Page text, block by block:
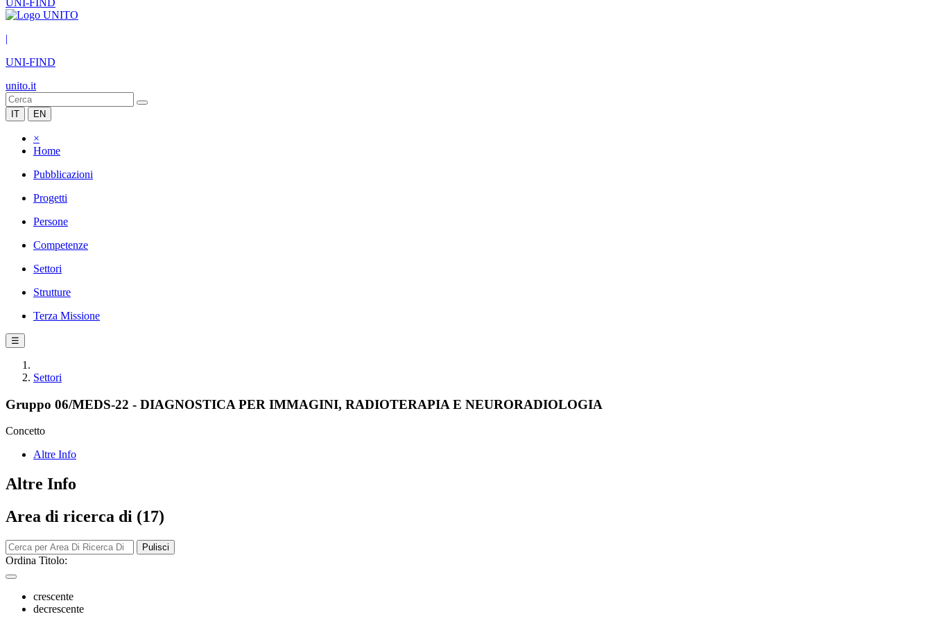
UNI-FIND
|
UNI-FIND
unito.it
IT EN
×
Home
Pubblicazioni
Progetti
Persone
Competenze
Settori
Strutture
Terza Missione
☰
Settori
Gruppo 06/MEDS-22 - DIAGNOSTICA PER IMMAGINI, RADIOTERAPIA E NEURORADIOLOGIA
Concetto
Altre Info
Altre Info
Area di ricerca di (17)
Pulisci
Ordina Titolo:
crescente
decrescente